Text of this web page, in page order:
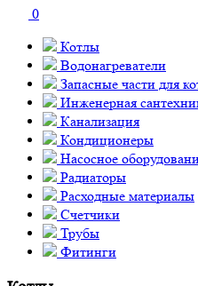
0
Котлы
Водонагреватели
Запасные части для
Инженерная
Канализация
Кондиционеры
Насосное
Радиаторы
Расходные материалы
Счетчики
Трубы
Фитинги